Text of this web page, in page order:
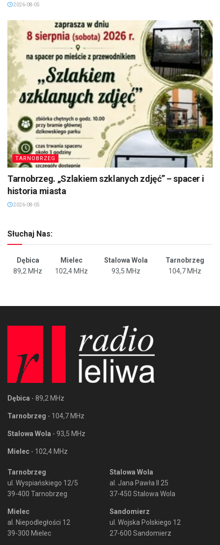
2026-08-05
TARNOBRZEG
Tarnobrzeg. „Szlakiem szklanych zdjęć” – spacer i
historia miasta
2026-08-05
Słuchaj Nas:
Dębica Mielec Stalowa Wola
Tarnobrzeg
89,2 MHz
102,4 MHz 93,5 MHz 104,7 MHz
Dębica - 89,2 MHz
Tarnobrzeg - 104,7 MHz
Stalowa Wola - 93,5 MHz
Mielec - 102,4 MHz
Tarnobrzeg
ul. Wyspiańskiego 12/5
39-400 Tarnobrzeg
Mielec
al. Niepodległości 12
39-300 Mielec
Stalowa Wola
al. Jana Pawła II 25
37-450 Stalowa Wola
Sandomierz
ul. Wojska Polskiego 12
27-600 Sandomierz